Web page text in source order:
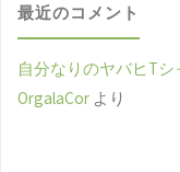
最近のコメント
自分なりのヤバヒT
OrgalaCor より